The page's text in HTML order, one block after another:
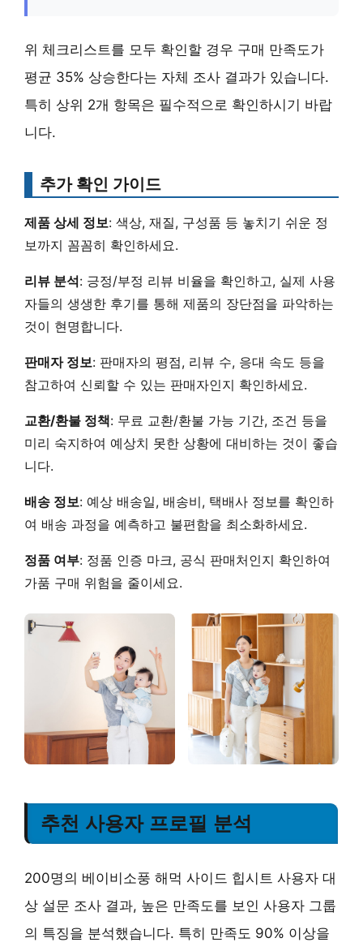
위 체크리스트를 모두 확인할 경우 구매 만족도가
평균 35% 상승한다는 자체 조사 결과가 있습니다.
특히 상위 2개 항목은 필수적으로 확인하시기 바랍
니다.
추가 확인 가이드
제품 상세 정보: 색상, 재질, 구성품 등 놓치기 쉬운 정
보까지 꼼꼼히 확인하세요.
리뷰 분석: 긍정/부정 리뷰 비율을 확인하고, 실제 사용
자들의 생생한 후기를 통해 제품의 장단점을 파악하는
것이 현명합니다.
판매자 정보: 판매자의 평점, 리뷰 수, 응대 속도 등을
참고하여 신뢰할 수 있는 판매자인지 확인하세요.
교환/환불 정책: 무료 교환/환불 가능 기간, 조건 등을
미리 숙지하여 예상치 못한 상황에 대비하는 것이 좋습
니다.
배송 정보: 예상 배송일, 배송비, 택배사 정보 를 확인하
여 배송 과정을 예측하고 불편함을 최소화하세요.
정품 여부: 정품 인증 마크, 공식 판매처인지 확인하여
가품 구매 위험을 줄이세요.
추천 사용자 프로필 분석
200명의 베이비소풍 해먹 사이드 힙시트 사용자 대
상 설문 조사 결과, 높은 만족도를 보인 사용자 그룹
의 특징을 분석했습니다. 특히 만족도 90% 이상을